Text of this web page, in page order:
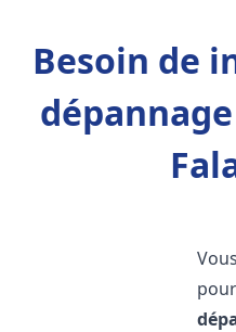
Besoin de